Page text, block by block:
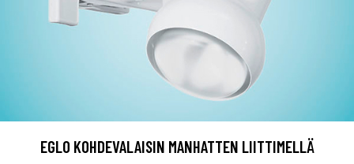
EGLO KOHDEVALAISIN MANHATTEN LIITTIMELLÄ